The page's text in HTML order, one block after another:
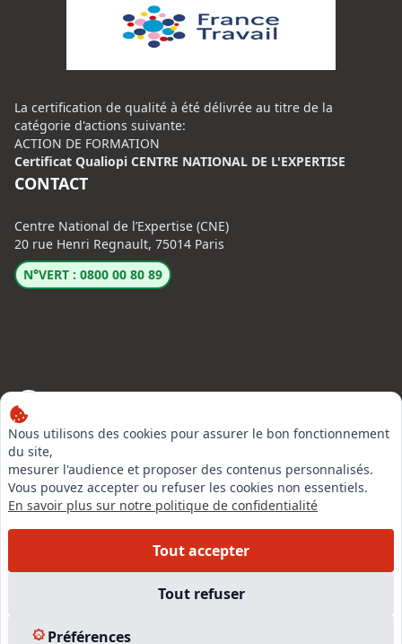
Nous utilisons des cookies pour assurer le bon fonctionnement
du site,
mesurer l'audience et proposer des contenus personnalisés.
Vous pouvez accepter ou refuser les cookies non essentiels.
En savoir plus sur notre politique de confidentialité
Tout accepter
Tout refuser
Préférences
La certification de qualité à été délivrée au titre de la
catégorie d'actions suivante:
ACTION DE FORMATION
Certificat Qualiopi CENTRE NATIONAL DE L'EXPERTISE
CONTACT
Centre National de l’Expertise (CNE)
20 rue Henri Regnault, 75014 Paris
N°VERT : 0800 00 80 89
Instagram
Facebook
EN SAVOIR PLUS
Partenaires